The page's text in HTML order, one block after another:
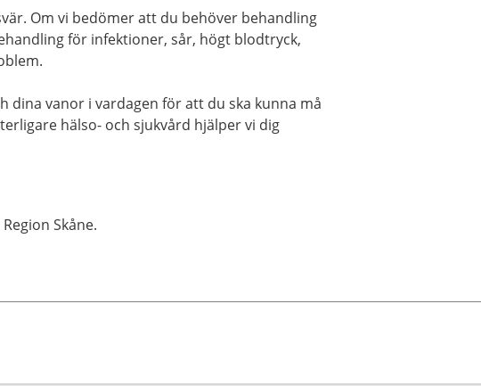
Om vi bedömer att du behöver behandling
för infektioner, sår, högt blodtryck,
dina vanor i vardagen för att du ska kunna må
hälso- och sjukvård hjälper vi dig
Skåne.